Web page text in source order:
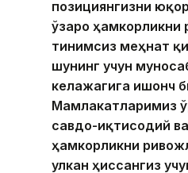
позициянгизни
ўзаро ҳамкорликни
тинимсиз меҳнат
шунинг учун
келажагига ишонч
Мамлакатларимиз
савдо-иқтисодий
ҳамкорликни
улкан ҳиссангиз